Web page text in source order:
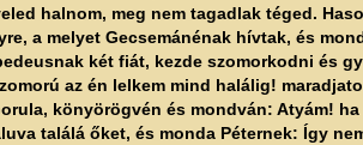
halnom, meg nem tagadlak téged.
a melyet Gecsemánénak hívtak, és
két fiát, kezde szomorkodni és
az én lelkem mind halálig!
könyörögvén és mondván: Atyám!
találá őket, és monda Péternek: Így